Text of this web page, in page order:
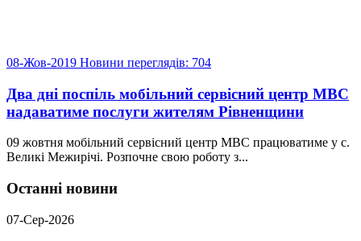
08-Жов-2019 Новини переглядів: 704
Два дні поспіль мобільний сервісний центр МВС
надаватиме послуги жителям Рівненщини
09 жовтня мобільний сервісний центр МВС працюватиме у с.
Великі Межирічі. Розпочне свою роботу з...
Останні новини
07-Сер-2026